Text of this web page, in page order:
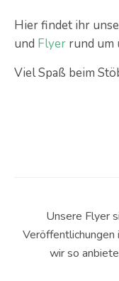
Hier findet ihr
und Flyer rund um
Viel Spaß beim
Unsere Flyer
Veröffentlichungen
wir so